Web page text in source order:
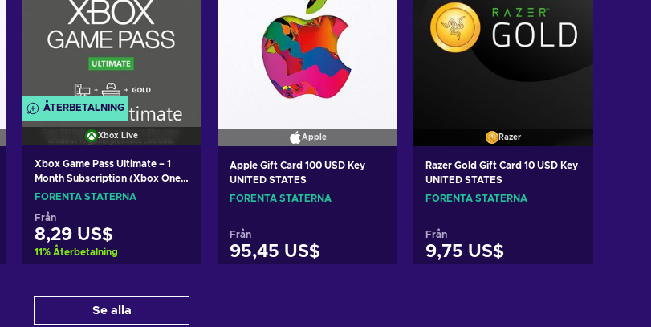
ÅTERBETALNING
Xbox Live
Xbox Game Pass Ultimate – 1
Month Subscription (Xbox One/
Windows 10) non-stackable
FÖRENTA STATERNA
Från
8,29 US$
11% Återbetalning
View offers
Apple
Apple Gift Card 100 USD Key
UNITED STATES
FÖRENTA STATERNA
Från
95,45 US$
Razer
Razer Gold Gift Card 10 USD Key
UNITED STATES
FÖRENTA STATERNA
Från
9,75 US$
Se alla